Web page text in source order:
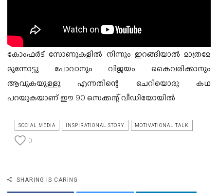
കോംഫർട് സോണുകളിൽ നിന്നും ഇറങ്ങിയാൽ മാത്രമേ
മുന്നോട്ടു പോവാനും വിജയം കൈവരിക്കാനും
ആവുകയുള്ളൂ എന്നതിന്റെ ചെറിയൊരു കഥ
പറയുകയാണ് ഈ 90 സെക്കന്റ് വീഡിയോയിൽ
SOCIAL MEDIA INSPIRATIONAL STORY MOTIVATIONAL TALK
0
SHARING IS CARING